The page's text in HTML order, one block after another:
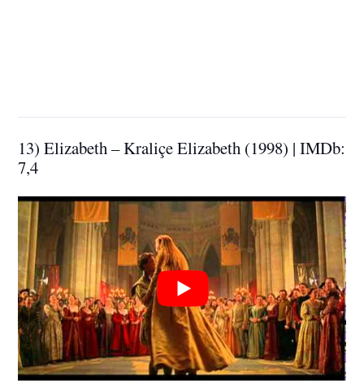
13) Elizabeth – Kraliçe Elizabeth (1998) | IMDb:
7,4